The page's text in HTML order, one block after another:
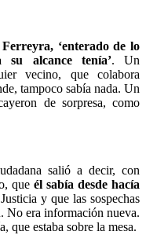
Ferreyra, ‘enterado de lo
alcance tenía’. Un
vecino, que colabora
tampoco sabía nada. Un
de sorpresa, como
salió a decir, con
que él sabía desde hacía
y que las sospechas
No era información nueva.
que estaba sobre la mesa.